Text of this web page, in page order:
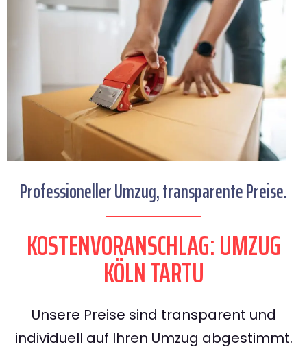
Professioneller Umzug, transparente Preise.
KOSTENVORANSCHLAG: UMZUG
KÖLN TARTU
Unsere Preise sind transparent und
individuell auf Ihren Umzug abgestimmt.